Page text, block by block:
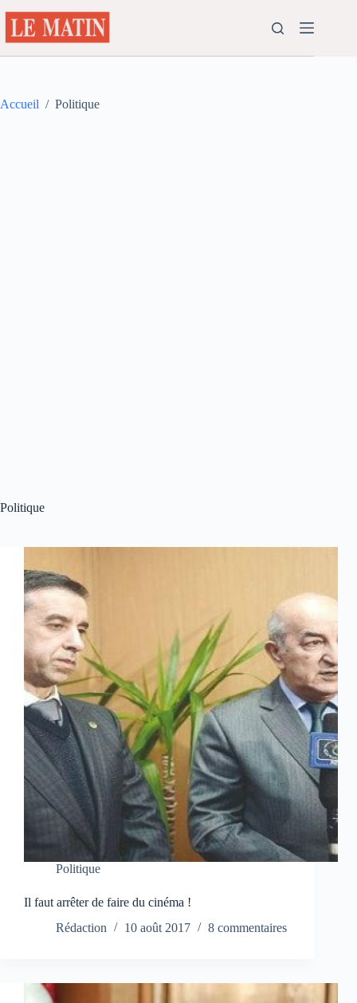
au
contenu
Accueil / Politique
Politique
Politique
Il faut arrêter de faire du cinéma !
Rédaction
10 août 2017 8 commentaires